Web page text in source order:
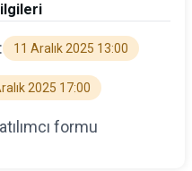
11 Aralık 2025 13:00
2025 17:00
formu